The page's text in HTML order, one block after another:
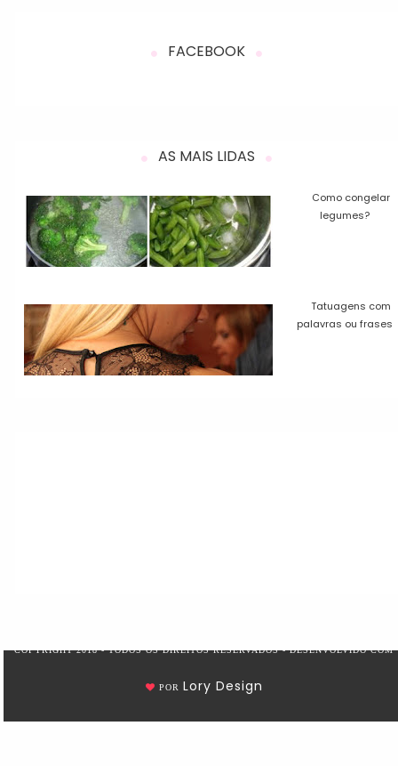
FACEBOOK
AS MAIS LIDAS
Como congelar
legumes?
Tatuagens com
palavras ou frases
COPYRIGHT 2018 - TODOS OS DIREITOS RESERVADOS - DESENVOLVIDO COM
POR Lory Design